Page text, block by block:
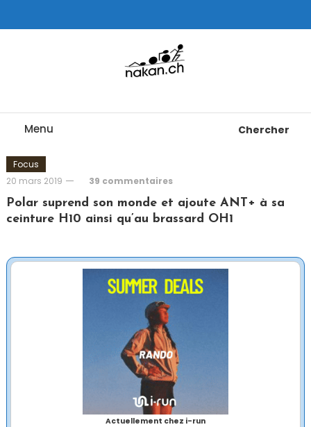
To
Menu Chercher
Focus
20 mars 2019
39 commentaires
Polar suprend son monde et ajoute ANT+ à sa
ceinture H10 ainsi qu’au brassard OH1
Actuellement chez i-run